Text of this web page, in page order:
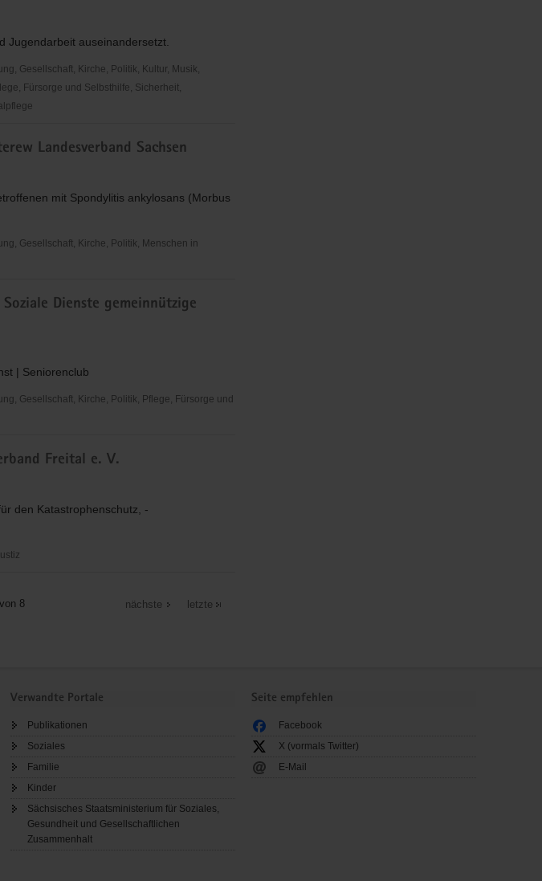
Jugendarbeit auseinandersetzt.
Gesellschaft, Kirche, Politik, Kultur, Musik,
Fürsorge und Selbsthilfe, Sicherheit,
Landesverband Sachsen
mit Spondylitis ankylosans (Morbus
Gesellschaft, Kirche, Politik, Menschen in
Dienste gemeinnützige
| Seniorenclub
Gesellschaft, Kirche, Politik, Pflege, Fürsorge und
Freital e. V.
den Katastrophenschutz, -
8 nächste letzte
Verwandte Portale
Publikationen
Soziales
Familie
Kinder
Sächsisches Staatsministerium für Soziales,
Gesundheit und Gesellschaftlichen
Zusammenhalt
Seite empfehlen
Facebook
X (vormals Twitter)
E-Mail